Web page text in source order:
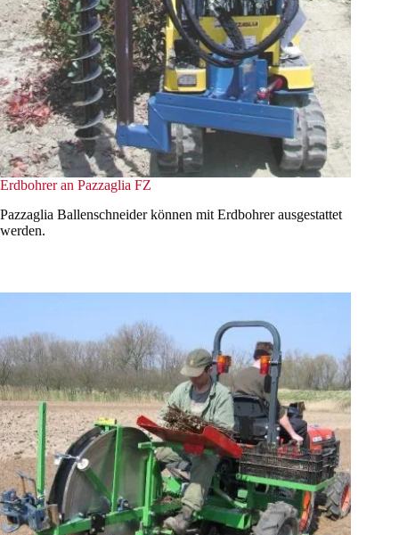
Erdbohrer an Pazzaglia FZ
Pazzaglia Ballenschneider können mit Erdbohrer ausgestattet
werden.